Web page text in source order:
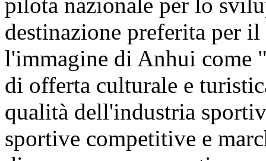
destinazione preferita per
l'immagine di Anhui come
di offerta culturale e
qualità dell'industria
sportive competitive e